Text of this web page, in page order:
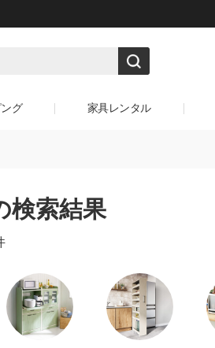
グ 家具レンタル
検索結果